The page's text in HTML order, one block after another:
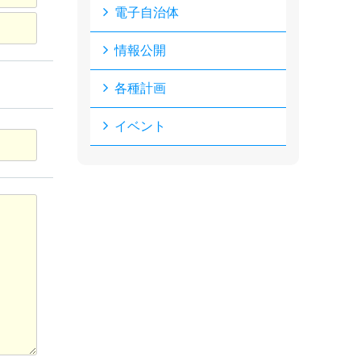
電子自治体
情報公開
各種計画
イベント